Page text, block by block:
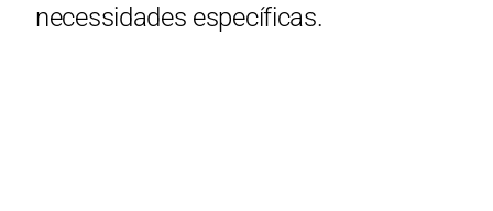
necessidades específicas.